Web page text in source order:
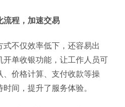
流程，加速交易
不仅效率低下，还容易出
开单收银功能，让工作人员可
、价格计算、支付收款等操
间，提升了服务体验。